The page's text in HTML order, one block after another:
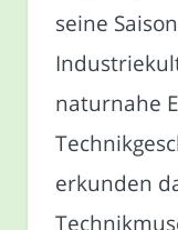
seine
naturnahe
erkunden